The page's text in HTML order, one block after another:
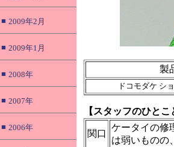
■ 2009年2月
■ 2009年1月
■ 2008年
■ 2007年
■ 2006年
製
ドコモダケ シ
【スタッフのひとこ
関口
ケータイの修
は弱いものの